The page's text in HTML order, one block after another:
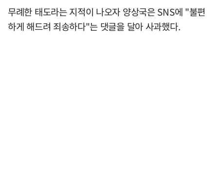
무례한 태도라는 지적이 나오자 양상국은 SNS에 "불편
하게 해드려 죄송하다"는 댓글을 달아 사과했다.